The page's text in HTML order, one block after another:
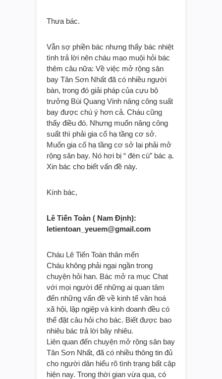
Thưa bác.
Vẫn sợ phiền bác nhưng thấy bác nhiệt
tình trả lời nên cháu mạo muội hỏi bác
thêm câu nữa: Về việc mở rộng sân
bay Tân Sơn Nhất đã có nhiều người
bàn, trong đó giải pháp của cựu bộ
trưởng Bùi Quang Vinh nâng công suất
bay được chú ý hơn cả. Cháu cũng
thấy điều đó. Nhưng muốn nâng công
suất thì phải gia cố hạ tầng cơ sở.
Muốn gia cố hạ tầng cơ sở lại phải mở
rộng sân bay. Nó hơi bị “ đèn cù” bác ạ.
Xin bác cho biết vấn đề này.
Kính bác,
Lê Tiến Toàn ( Nam Định):
letientoan_yeuem@gmail.com
Cháu Lê Tiến Toàn thân mến
Cháu không phải ngại ngần trong
chuyện hỏi han. Bác mở ra mục Chat
với mọi người để những ai quan tâm
đến những vấn đề về kinh tế văn hoá
xã hội, lập ngiệp và kinh doanh đều có
thể đặt câu hỏi cho bác. Biết được bao
nhiêu bác trả lời bây nhiêu.
Liên quan đến chuyện mở rộng sân bay
Tân Sơn Nhất, đã có nhiều thông tin đủ
cho người dân hiểu rõ tình trạng bất cập
hiện nay. Trong thời gian vừa qua, có